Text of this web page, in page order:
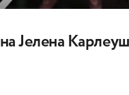
Јелена